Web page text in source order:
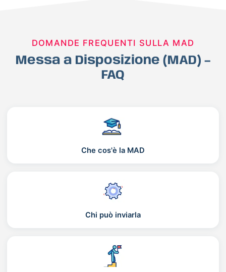
DOMANDE FREQUENTI SULLA MAD
Messa a Disposizione (MAD) –
FAQ
Che cos'è la MAD
Chi può inviarla